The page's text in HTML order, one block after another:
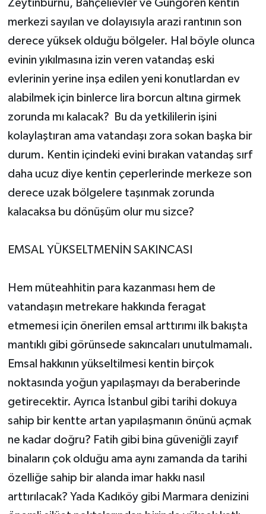
Zeytinburnu, Bahçelievler ve Güngören kentin
merkezi sayılan ve dolayısıyla arazi rantının son
derece yüksek olduğu bölgeler. Hal böyle olunca
evinin yıkılmasına izin veren vatandaş eski
evlerinin yerine inşa edilen yeni konutlardan ev
alabilmek için binlerce lira borcun altına girmek
zorunda mı kalacak? Bu da yetkililerin işini
kolaylaştıran ama vatandaşı zora sokan başka bir
durum. Kentin içindeki evini bırakan vatandaş sırf
daha ucuz diye kentin çeperlerinde merkeze son
derece uzak bölgelere taşınmak zorunda
kalacaksa bu dönüşüm olur mu sizce?
EMSAL YÜKSELTMENİN SAKINCASI
Hem müteahhitin para kazanması hem de
vatandaşın metrekare hakkında feragat
etmemesi için önerilen emsal arttırımı ilk bakışta
mantıklı gibi görünsede sakıncaları unutulmamalı.
Emsal hakkının yükseltilmesi kentin birçok
noktasında yoğun yapılaşmayı da beraberinde
getirecektir. Ayrıca İstanbul gibi tarihi dokuya
sahip bir kentte artan yapılaşmanın önünü açmak
ne kadar doğru? Fatih gibi bina güveniğli zayıf
binaların çok olduğu ama aynı zamanda da tarihi
özelliğe sahip bir alanda imar hakkı nasıl
arttırılacak? Yada Kadıköy gibi Marmara denizini